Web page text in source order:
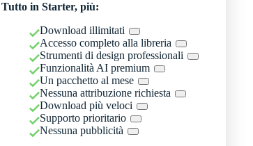
Tutto in Starter, più:
Download illimitati
Accesso completo alla libreria
Strumenti di design professionali
Funzionalità AI premium
Un pacchetto al mese
Nessuna attribuzione richiesta
Download più veloci
Supporto prioritario
Nessuna pubblicità